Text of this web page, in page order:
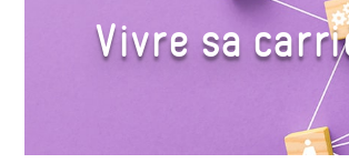
Vivre sa